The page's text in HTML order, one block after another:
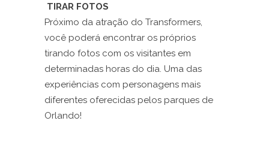
TIRAR FOTOS
Próximo da atração do Transformers,
você poderá encontrar os próprios
tirando fotos com os visitantes em
determinadas horas do dia. Uma das
experiências com personagens mais
diferentes oferecidas pelos parques de
Orlando!